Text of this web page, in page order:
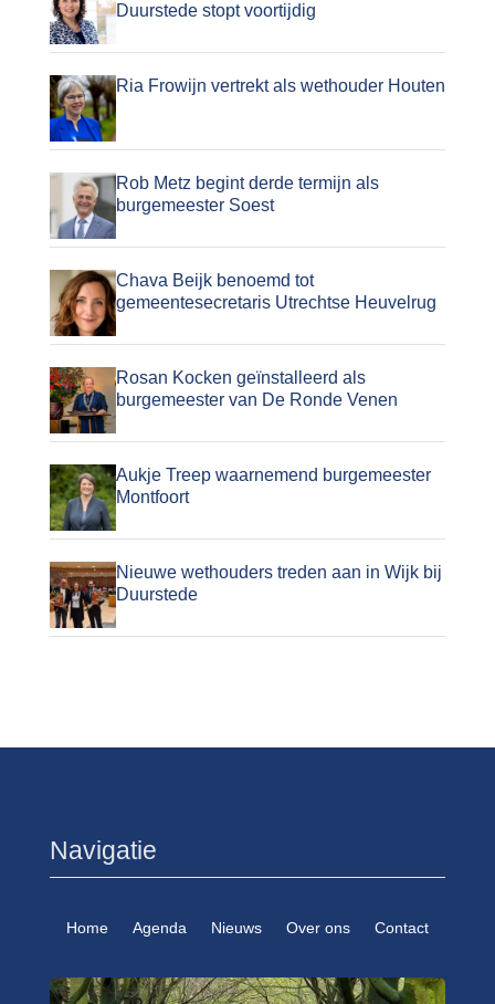
Duurstede stopt voortijdig
Ria Frowijn vertrekt als wethouder Houten
Rob Metz begint derde termijn als
burgemeester Soest
Chava Beijk benoemd tot
gemeentesecretaris Utrechtse Heuvelrug
Rosan Kocken geïnstalleerd als
burgemeester van De Ronde Venen
Aukje Treep waarnemend burgemeester
Montfoort
Nieuwe wethouders treden aan in Wijk bij
Duurstede
Navigatie
Home Agenda Nieuws Over ons Contact